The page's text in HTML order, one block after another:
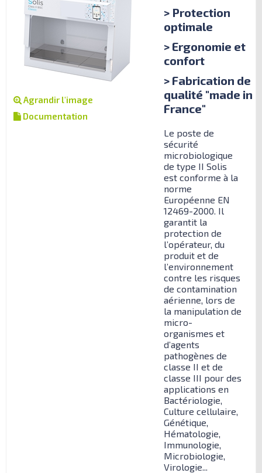
Agrandir l'image
Documentation
> Protection
optimale
> Ergonomie et
confort
> Fabrication de
qualité "made in
France"
Le poste de
sécurité
microbiologique
de type II Solis
est conforme à la
norme
Européenne EN
12469-2000. Il
garantit la
protection de
l’opérateur, du
produit et de
l’environnement
contre les risques
de contamination
aérienne, lors de
la manipulation de
micro-
organismes et
d’agents
pathogènes de
classe II et de
classe III pour des
applications en
Bactériologie,
Culture cellulaire,
Génétique,
Hématologie,
Immunologie,
Microbiologie,
Virologie...